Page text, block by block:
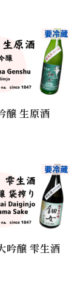
醸 生原酒
吟醸 雫生酒